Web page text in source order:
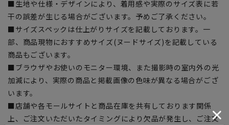
■生地や仕様・デザインにより、着用感や実際のサイズ表に若
干の誤差が生じる場合がございます。予めご了承ください。
■サイズスペックは仕上がりサイズを記載しております。一
部、商品現物におすすめサイズ(ヌードサイズ)を記載している
商品もございます。
■ブラウザやお使いのモニター環境、また撮影時の室内外の光
加減により、実際の商品と掲載画像の色味が異なる場合がござ
います。
■店舗や各モールサイトと商品在庫を共有しております関係
上、ご注文いただいたタイミングにより欠品が発生し、ご注文